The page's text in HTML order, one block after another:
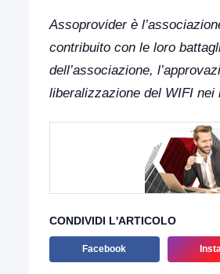
Assoprovider è
contribuito con le loro
dell’associazione,
liberalizzazione del WIFI nei
CONDIVIDI L'ARTICOLO
Facebook